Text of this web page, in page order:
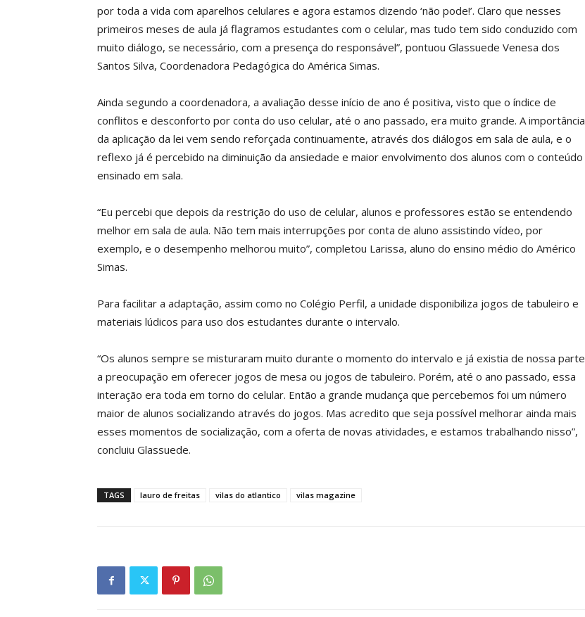
por toda a vida com aparelhos celulares e agora estamos dizendo ‘não pode!’. Claro que nesses
primeiros meses de aula já flagramos estudantes com o celular, mas tudo tem sido conduzido com
muito diálogo, se necessário, com a presença do responsável”, pontuou Glassuede Venesa dos
Santos Silva, Coordenadora Pedagógica do América Simas.
Ainda segundo a coordenadora, a avaliação desse início de ano é positiva, visto que o índice de
conflitos e desconforto por conta do uso celular, até o ano passado, era muito grande. A importância
da aplicação da lei vem sendo reforçada continuamente, através dos diálogos em sala de aula, e o
reflexo já é percebido na diminuição da ansiedade e maior envolvimento dos alunos com o conteúdo
ensinado em sala.
“Eu percebi que depois da restrição do uso de celular, alunos e professores estão se entendendo
melhor em sala de aula. Não tem mais interrupções por conta de aluno assistindo vídeo, por
exemplo, e o desempenho melhorou muito”, completou Larissa, aluno do ensino médio do Américo
Simas.
Para facilitar a adaptação, assim como no Colégio Perfil, a unidade disponibiliza jogos de tabuleiro e
materiais lúdicos para uso dos estudantes durante o intervalo.
“Os alunos sempre se misturaram muito durante o momento do intervalo e já existia de nossa parte
a preocupação em oferecer jogos de mesa ou jogos de tabuleiro. Porém, até o ano passado, essa
interação era toda em torno do celular. Então a grande mudança que percebemos foi um número
maior de alunos socializando através do jogos. Mas acredito que seja possível melhorar ainda mais
esses momentos de socialização, com a oferta de novas atividades, e estamos trabalhando nisso”,
concluiu Glassuede.
TAGS lauro de freitas vilas do atlantico vilas magazine